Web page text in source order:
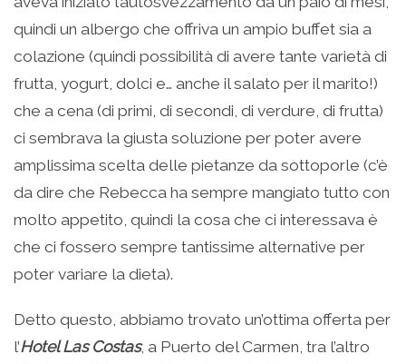
quindi un albergo che offriva un ampio buffet sia a
colazione (quindi possibilità di avere tante varietà di
frutta, yogurt, dolci e… anche il salato per il marito!)
che a cena (di primi, di secondi, di verdure, di frutta)
ci sembrava la giusta soluzione per poter avere
amplissima scelta delle pietanze da sottoporle (c’è
da dire che Rebecca ha sempre mangiato tutto con
molto appetito, quindi la cosa che ci interessava è
che ci fossero sempre tantissime alternative per
poter variare la dieta).
Detto questo, abbiamo trovato un’ottima offerta per
l’Hotel Las Costas, a Puerto del Carmen, tra l’altro